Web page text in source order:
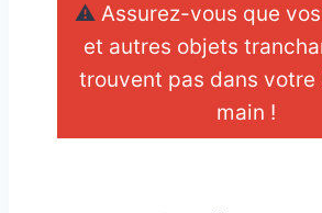
⚠ Assurez-vous que
et autres objets
trouvent pas dans votre
main !